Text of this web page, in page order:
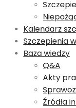
Kalendarz
Szczepienia
Baza wiedzy
Q&A
Akty
Źródła